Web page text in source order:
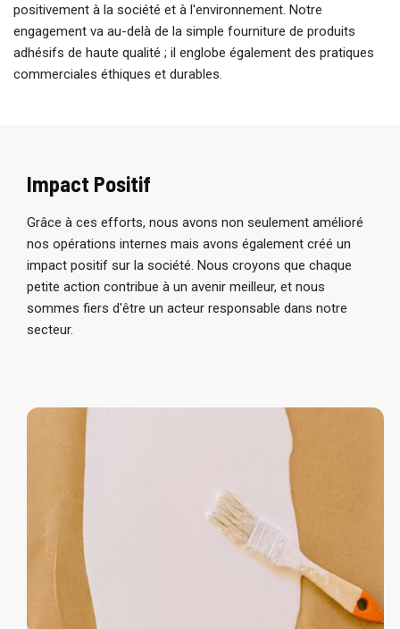
positivement à la société et à l'environnement. Notre
engagement va au-delà de la simple fourniture de produits
adhésifs de haute qualité ; il englobe également des pratiques
commerciales éthiques et durables.
Impact Positif
Grâce à ces efforts, nous avons non seulement amélioré
nos opérations internes mais avons également créé un
impact positif sur la société. Nous croyons que chaque
petite action contribue à un avenir meilleur, et nous
sommes fiers d'être un acteur responsable dans notre
secteur.